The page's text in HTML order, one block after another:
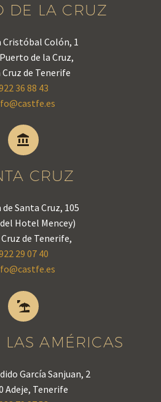
DE LA CRUZ
Cristóbal Colón, 1
de la Cruz,
de Tenerife
36 88 43


CRUZ
Santa Cruz, 105
Hotel Mencey)
de Tenerife,
29 07 40


LAS AMÉRICAS
García Sanjuan, 2
Adeje, Tenerife